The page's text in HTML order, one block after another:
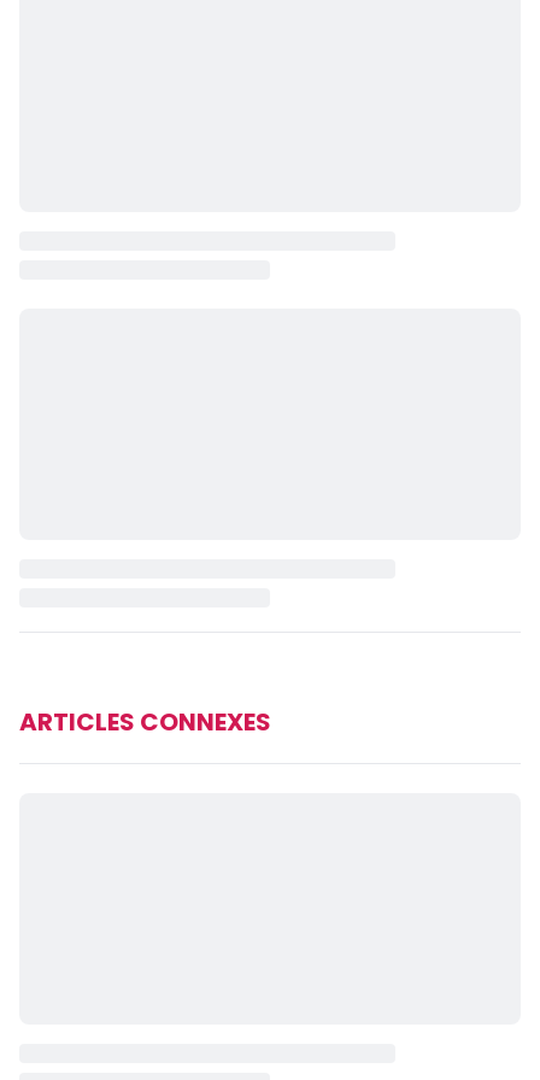
ARTICLES CONNEXES